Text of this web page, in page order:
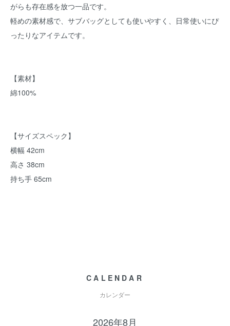
がらも存在感を放つ一品です。
軽めの素材感で、サブバッグとしても使いやすく、日常使いにぴ
ったりなアイテムです。
【素材】
綿100%
【サイズスペック】
横幅 42cm
高さ 38cm
持ち手 65cm
CALENDAR
カレンダー
2026年8月